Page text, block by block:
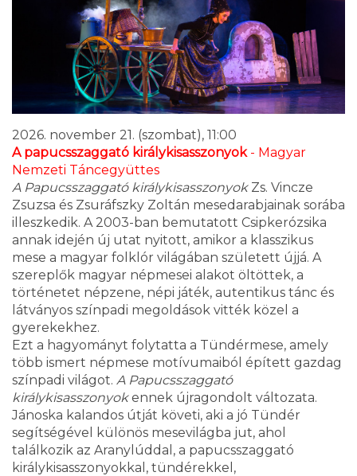
2026. november 21. (szombat), 11:00
A papucsszaggató királykisasszonyok- Magyar
Nemzeti Táncegyüttes
A Papucsszaggató királykisasszonyokZs. Vincze
Zsuzsa és Zsuráfszky Zoltán mesedarabjainak sorába
illeszkedik. A 2003-ban bemutatott Csipkerózsika
annak idején új utat nyitott, amikor a klasszikus
mese a magyar folklór világában született újjá. A
szereplők magyar népmesei alakot öltöttek, a
történetet népzene, népi játék, autentikus tánc és
látványos színpadi megoldások vitték közel a
gyerekekhez.
Ezt a hagyományt folytatta a Tündérmese, amely
több ismert népmese motívumaiból épített gazdag
színpadi világot. A Papucsszaggató
királykisasszonyokennek újragondolt változata.
Jánoska kalandos útját követi, aki a jó Tündér
segítségével különös mesevilágba jut, ahol
találkozik az Aranylúddal, a papucsszaggató
királykisasszonyokkal, tündérekkel,